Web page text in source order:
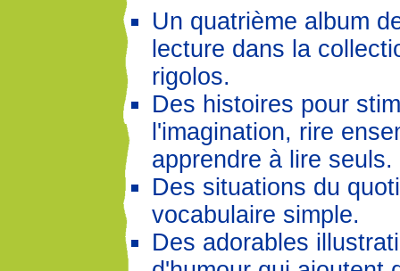
Un quatrième album
lecture dans la
rigolos.
Des histoires pour
l'imagination, rire
apprendre à lire seuls.
Des situations du
vocabulaire simple.
Des adorables